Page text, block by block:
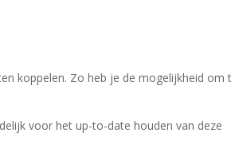
koppelen. Zo heb je de mogelijkheid om
voor het up-to-date houden van deze